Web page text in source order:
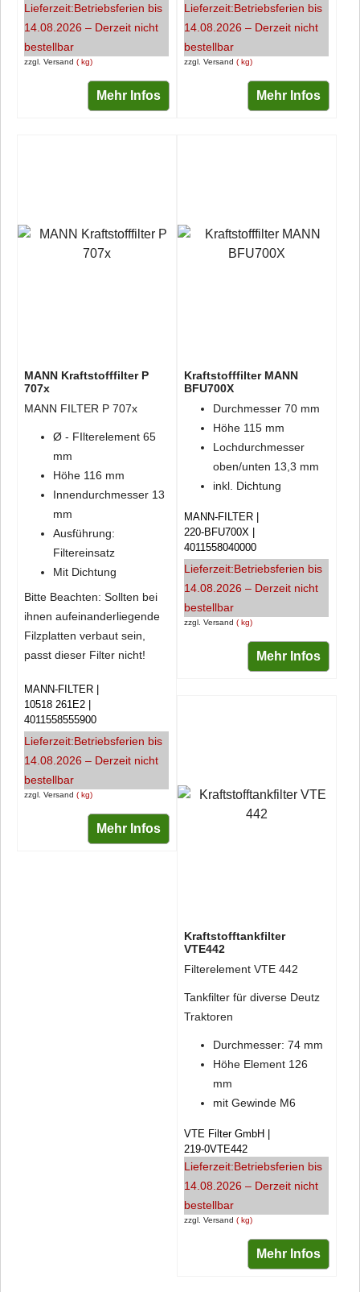
zzgl. Versand kg
Lieferzeit:Betriebsferien bis
14.08.2026 – Derzeit nicht
bestellbar
Mehr Infos
zzgl. Versand kg
Lieferzeit:Betriebsferien bis
14.08.2026 – Derzeit nicht
bestellbar
Mehr Infos
MANN Kraftstofffilter P
707x
MANN FILTER P 707x
Ø - FIlterelement 65
mm
Höhe 116 mm
Innendurchmesser 13
mm
Ausführung:
Filtereinsatz
Mit Dichtung
Bitte Beachten: Sollten bei
ihnen aufeinanderliegende
Filzplatten verbaut sein,
passt dieser Filter nicht!
zzgl. Versand kg
MANN-FILTER
10518 261E2
4011558555900
Lieferzeit:Betriebsferien bis
14.08.2026 – Derzeit nicht
bestellbar
Mehr Infos
Kraftstofffilter MANN
BFU700X
Durchmesser 70 mm
Höhe 115 mm
Lochdurchmesser
oben/unten 13,3 mm
inkl. Dichtung
zzgl. Versand kg
MANN-FILTER
220-BFU700X
4011558040000
Lieferzeit:Betriebsferien bis
14.08.2026 – Derzeit nicht
bestellbar
Mehr Infos
Kraftstofftankfilter
VTE442
Filterelement VTE 442
Tankfilter für diverse Deutz
Traktoren
Durchmesser: 74 mm
Höhe Element 126
mm
mit Gewinde M6
zzgl. Versand kg
VTE Filter GmbH
219-0VTE442
Lieferzeit:Betriebsferien bis
14.08.2026 – Derzeit nicht
bestellbar
Mehr Infos